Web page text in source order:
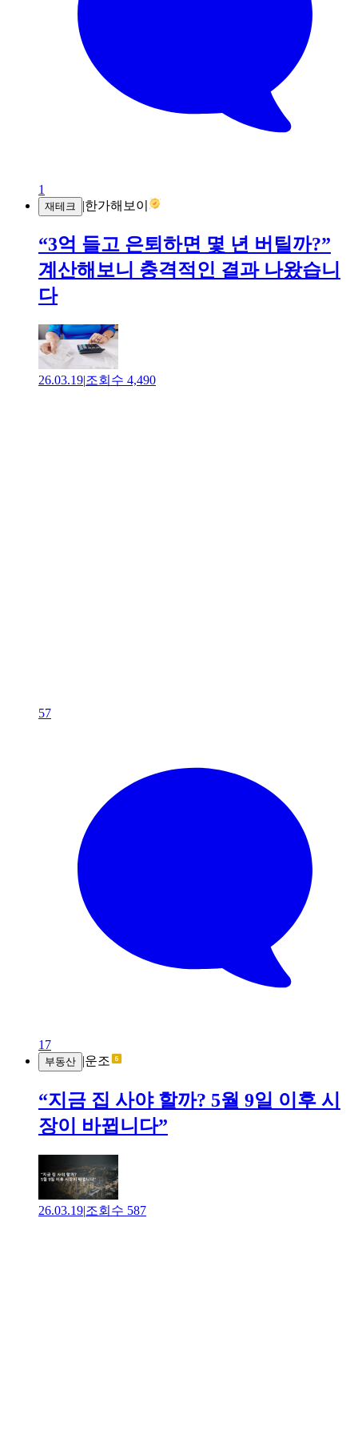
1
재테크 |한가해보이
“3억 들고 은퇴하면 몇 년 버틸까?”
계산해보니 충격적인 결과 나왔습니
다
26.03.19|조회수 4,490
57
17
부동산 |운조
“지금 집 사야 할까? 5월 9일 이후 시
장이 바뀝니다”
26.03.19|조회수 587